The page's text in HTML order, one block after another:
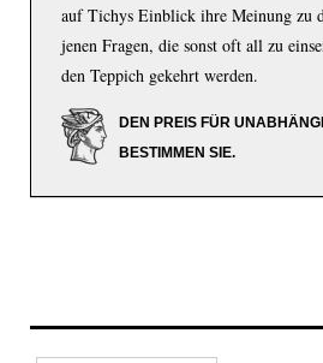
auf Tichys Einblick ihre Meinung zu
jenen Fragen, die sonst oft all zu
den Teppich gekehrt werden.
DEN PREIS FÜR
BESTIMMEN SIE.